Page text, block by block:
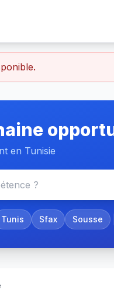
en Tunisie
Tunis Sfax Sousse